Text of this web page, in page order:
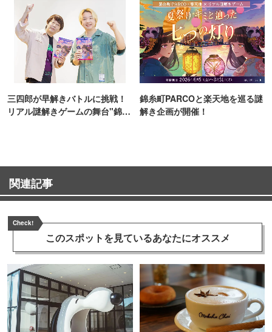
三四郎が早解きバトルに挑戦！
リアル謎解きゲームの舞台"錦糸
錦糸町PARCOと楽天地を巡る謎
解き企画が開催！
関連記事
Check!
このスポットを見ているあなたにオススメ